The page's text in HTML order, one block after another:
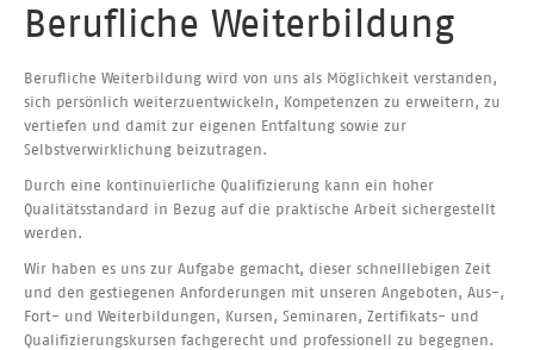
Berufliche Weiterbildung
Berufliche Weiterbildung wird von uns als Möglichkeit verstanden,
sich persönlich weiterzuentwickeln, Kompetenzen zu erweitern, zu
vertiefen und damit zur eigenen Entfaltung sowie zur
Selbstverwirklichung beizutragen.
Durch eine kontinuierliche Qualifizierung kann ein hoher
Qualitätsstandard in Bezug auf die praktische Arbeit sichergestellt
werden.
Wir haben es uns zur Aufgabe gemacht, dieser schnelllebigen Zeit
und den gestiegenen Anforderungen mit unseren Angeboten, Aus-,
Fort- und Weiterbildungen, Kursen, Seminaren, Zertifikats- und
Qualifizierungskursen fachgerecht und professionell zu begegnen.